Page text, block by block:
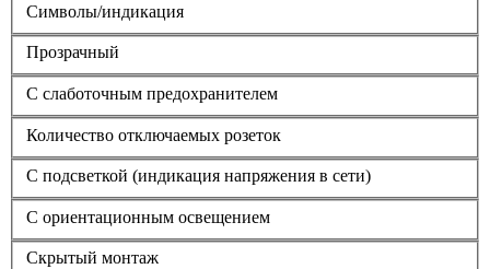
Символы/индикация
Прозрачный
С слаботочным предохранителем
Количество отключаемых розеток
С подсветкой (индикация напряжения в сети)
С ориентационным освещением
Скрытый монтаж